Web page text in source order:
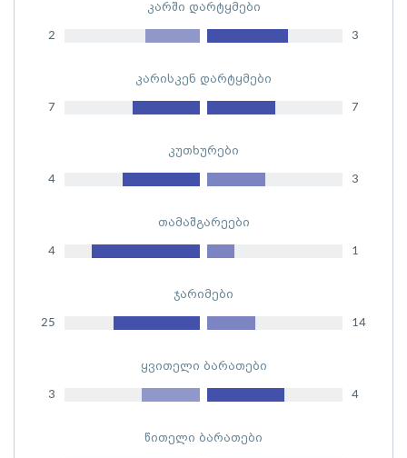
კარში დარტყმები
2 3
კარისკენ დარტყმები
7 7
კუთხურები
4 3
თამაშგარეები
4 1
ჯარიმები
25 14
ყვითელი ბარათები
3 4
წითელი ბარათები